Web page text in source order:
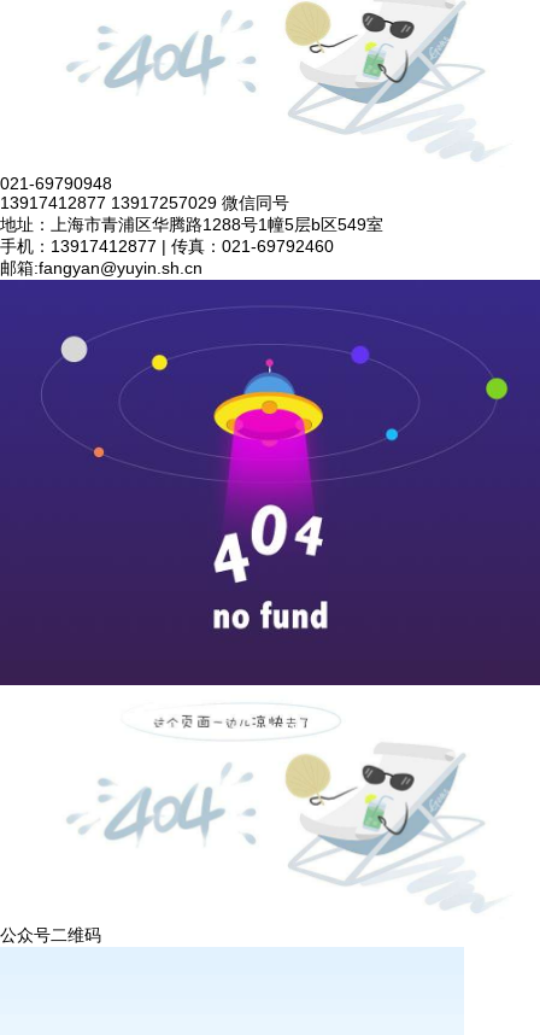
021-69790948
13917412877 13917257029 微信同号
地址：上海市青浦区华腾路1288号1幢5层b区549室
手机：13917412877 | 传真：021-69792460
邮箱:fangyan@yuyin.sh.cn
公众号二维码